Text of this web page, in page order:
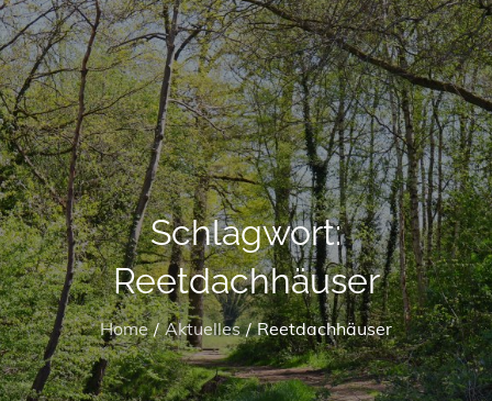
Schlagwort:
Reetdachhäuser
Home Aktuelles Reetdachhäuser